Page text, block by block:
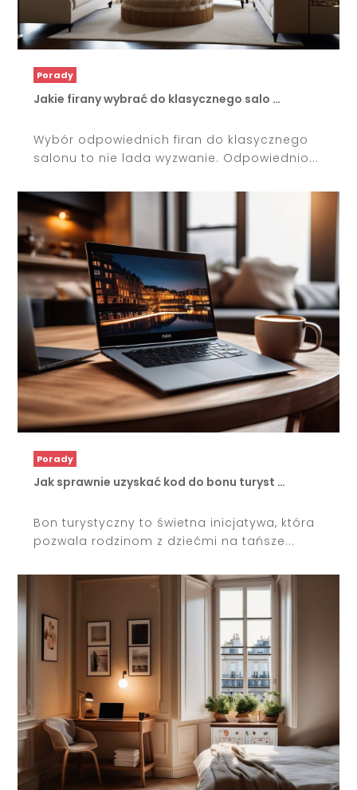
Porady
Jakie firany wybrać do klasycznego salo …
Wybór odpowiednich firan do klasycznego
salonu to nie lada wyzwanie. Odpowiednio...
Porady
Jak sprawnie uzyskać kod do bonu turyst …
Bon turystyczny to świetna inicjatywa, która
pozwala rodzinom z dziećmi na tańsze...